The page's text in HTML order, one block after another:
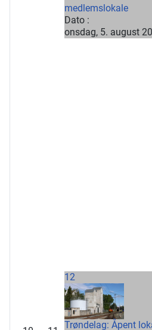
medlemslokale
Dato :
onsdag, 5. august
12
Trøndelag: Åpent